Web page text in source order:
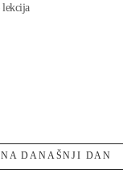
lekcija
NA DANAŠNJI DAN